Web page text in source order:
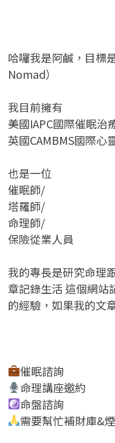
哈囉我是阿鹹，目標
Nomad）
我目前擁有
美國IAPC國際催眠治
英國CAMBMS國際心
也是一位
催眠師/
塔羅師/
命理師/
保險從業人員
我的專長是研究命理
章記錄生活 這個網站
的經驗，如果我的文
催眠諮詢
命理講座邀約
命盤諮詢
需要幫忙補財庫&